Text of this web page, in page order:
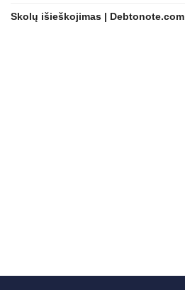
Skolų išieškojimas | Debtonote.com